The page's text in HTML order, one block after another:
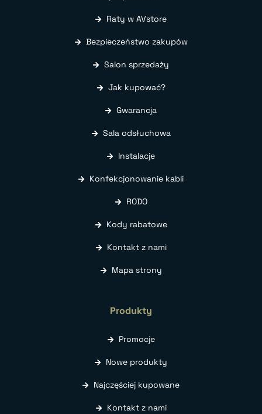
Raty w AVstore
Bezpieczeństwo zakupów
Salon sprzedaży
Jak kupować?
Gwarancja
Sala odsłuchowa
Instalacje
Konfekcjonowanie kabli
RODO
Kody rabatowe
Kontakt z nami
Mapa strony
Produkty
Promocje
Nowe produkty
Najczęściej kupowane
Kontakt z nami